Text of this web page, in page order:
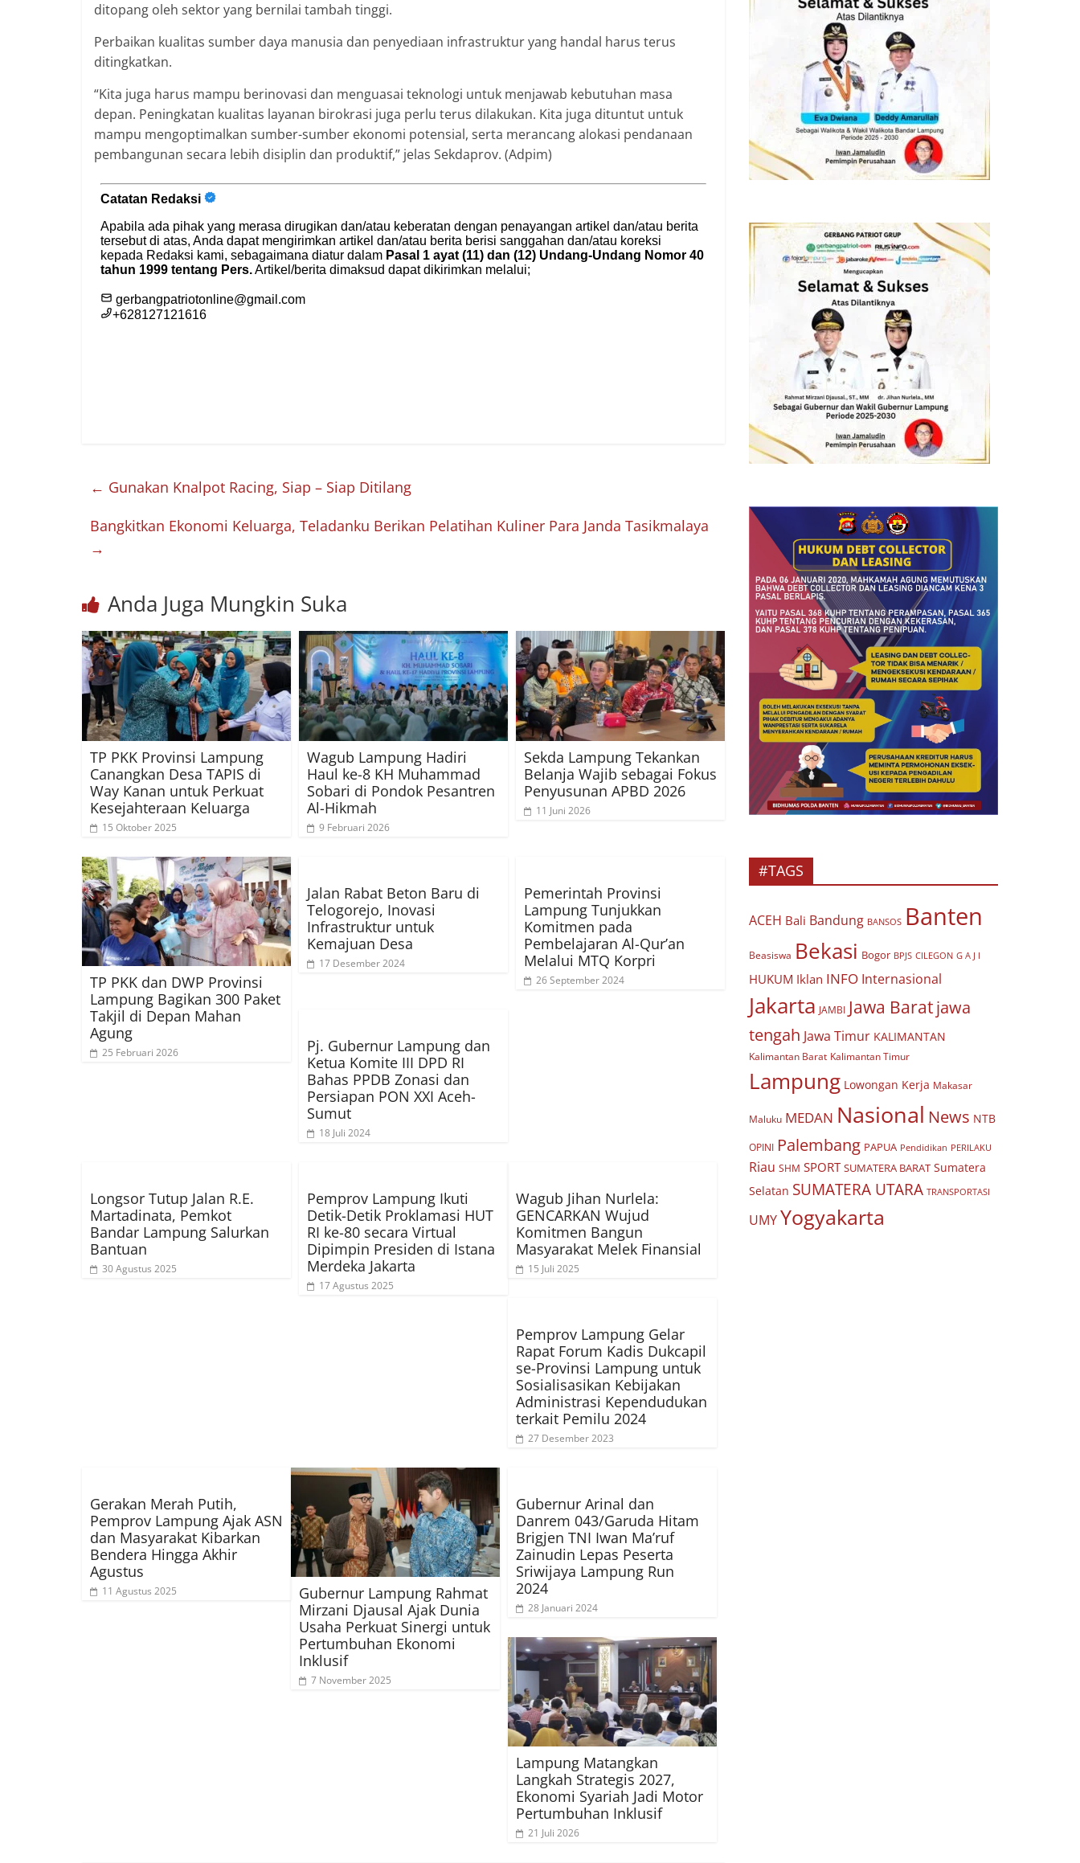
ditopang oleh sektor yang bernilai tambah tinggi.
Perbaikan kualitas sumber daya manusia dan penyediaan infrastruktur yang handal harus terus
ditingkatkan.
“Kita juga harus mampu berinovasi dan menguasai teknologi untuk menjawab kebutuhan masa
depan. Peningkatan kualitas layanan birokrasi juga perlu terus dilakukan. Kita juga dituntut untuk
mampu mengoptimalkan sumber-sumber ekonomi potensial, serta merancang alokasi pendanaan
pembangunan secara lebih disiplin dan produktif,” jelas Sekdaprov. (Adpim)
← Gunakan Knalpot Racing, Siap – Siap Ditilang
Bangkitkan Ekonomi Keluarga, Teladanku Berikan Pelatihan Kuliner Para Janda Tasikmalaya
→
Anda Juga Mungkin Suka
TP PKK Provinsi Lampung
Canangkan Desa TAPIS di
Way Kanan untuk Perkuat
Kesejahteraan Keluarga
15 Oktober 2025
Wagub Lampung Hadiri
Haul ke-8 KH Muhammad
Sobari di Pondok Pesantren
Al-Hikmah
9 Februari 2026
Sekda Lampung Tekankan
Belanja Wajib sebagai Fokus
Penyusunan APBD 2026
11 Juni 2026
TP PKK dan DWP Provinsi
Lampung Bagikan 300 Paket
Takjil di Depan Mahan
Agung
25 Februari 2026
Jalan Rabat Beton Baru di
Telogorejo, Inovasi
Infrastruktur untuk
Kemajuan Desa
17 Desember 2024
Pemerintah Provinsi
Lampung Tunjukkan
Komitmen pada
Pembelajaran Al-Qur’an
Melalui MTQ Korpri
26 September 2024
Pj. Gubernur Lampung dan
Ketua Komite III DPD RI
Bahas PPDB Zonasi dan
Persiapan PON XXI Aceh-
Sumut
18 Juli 2024
Longsor Tutup Jalan R.E.
Martadinata, Pemkot
Bandar Lampung Salurkan
Bantuan
30 Agustus 2025
Pemprov Lampung Ikuti
Detik-Detik Proklamasi HUT
RI ke-80 secara Virtual
Dipimpin Presiden di Istana
Merdeka Jakarta
17 Agustus 2025
Wagub Jihan Nurlela:
GENCARKAN Wujud
Komitmen Bangun
Masyarakat Melek Finansial
15 Juli 2025
Pemprov Lampung Gelar
Rapat Forum Kadis Dukcapil
se-Provinsi Lampung untuk
Sosialisasikan Kebijakan
Administrasi Kependudukan
terkait Pemilu 2024
27 Desember 2023
Gerakan Merah Putih,
Pemprov Lampung Ajak ASN
dan Masyarakat Kibarkan
Bendera Hingga Akhir
Agustus
11 Agustus 2025
Gubernur Lampung Rahmat
Mirzani Djausal Ajak Dunia
Usaha Perkuat Sinergi untuk
Pertumbuhan Ekonomi
Inklusif
7 November 2025
Gubernur Arinal dan
Danrem 043/Garuda Hitam
Brigjen TNI Iwan Ma’ruf
Zainudin Lepas Peserta
Sriwijaya Lampung Run
2024
28 Januari 2024
Lampung Matangkan
Langkah Strategis 2027,
Ekonomi Syariah Jadi Motor
Pertumbuhan Inklusif
21 Juli 2026
#TAGS
ACEH Bali Bandung BANSOS Banten
Beasiswa Bekasi Bogor BPJS CILEGON G A J I
HUKUM Iklan INFO Internasional
Jakarta JAMBI Jawa Baratjawa
tengah Jawa Timur KALIMANTAN
Kalimantan Barat Kalimantan Timur
Lampung Lowongan Kerja Makasar
Maluku MEDAN Nasional News NTB
OPINI Palembang PAPUA Pendidikan PERILAKU
Riau SHM SPORT SUMATERA BARAT Sumatera
Selatan SUMATERA UTARA TRANSPORTASI
UMYYogyakarta